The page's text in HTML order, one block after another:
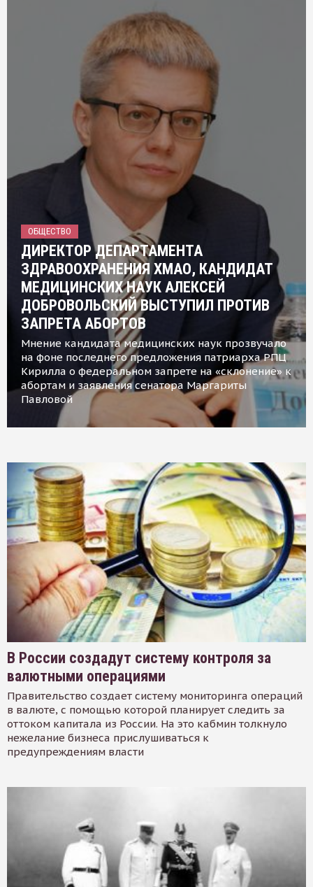
ОБЩЕСТВО
ДИРЕКТОР ДЕПАРТАМЕНТА
ЗДРАВООХРАНЕНИЯ ХМАО, КАНДИДАТ
МЕДИЦИНСКИХ НАУК АЛЕКСЕЙ
ДОБРОВОЛЬСКИЙ ВЫСТУПИЛ ПРОТИВ
ЗАПРЕТА АБОРТОВ
Мнение кандидата медицинских наук прозвучало
на фоне последнего предложения патриарха РПЦ
Кирилла о федеральном запрете на «склонение» к
абортам и заявления сенатора Маргариты
Павловой
В России создадут систему контроля за
валютными операциями
Правительство создает систему мониторинга операций
в валюте, с помощью которой планирует следить за
оттоком капитала из России. На это кабмин толкнуло
нежелание бизнеса прислушиваться к
предупреждениям власти